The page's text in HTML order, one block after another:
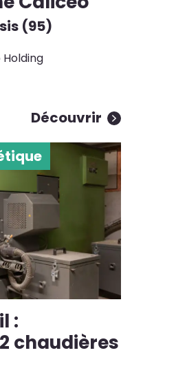
(95)
Découvrir
:
chaudières